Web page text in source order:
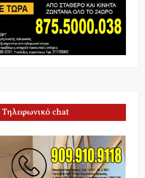
Τηλεφωνικό chat